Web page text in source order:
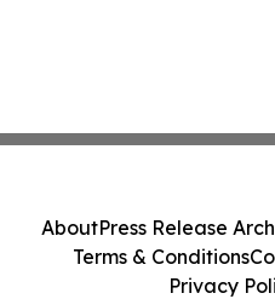
AboutPress Release
Terms & Conditions
Privacy